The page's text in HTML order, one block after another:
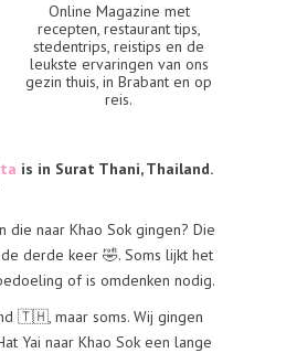
Online Magazine met
recepten, restaurant tips,
stedentrips, reistips en de
leukste ervaringen van ons
gezin thuis, in Brabant en op
reis.
is in Surat Thani, Thailand.
die naar Khao Sok gingen? Die
derde keer 🤣. Soms lijkt het
of is omdenken nodig.
🇹🇭, maar soms. Wij gingen
Yai naar Khao Sok een lange